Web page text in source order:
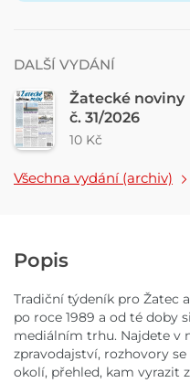
DALŠÍ VYDÁNÍ
Žatecké noviny
č. 31/2026
10 Kč
Všechna vydání (archiv)
Popis
Tradiční týdeník pro Žatec
po roce 1989 a od té doby
mediálním trhu. Najdete v
zpravodajství, rozhovory
okolí, přehled, kam vyrazit